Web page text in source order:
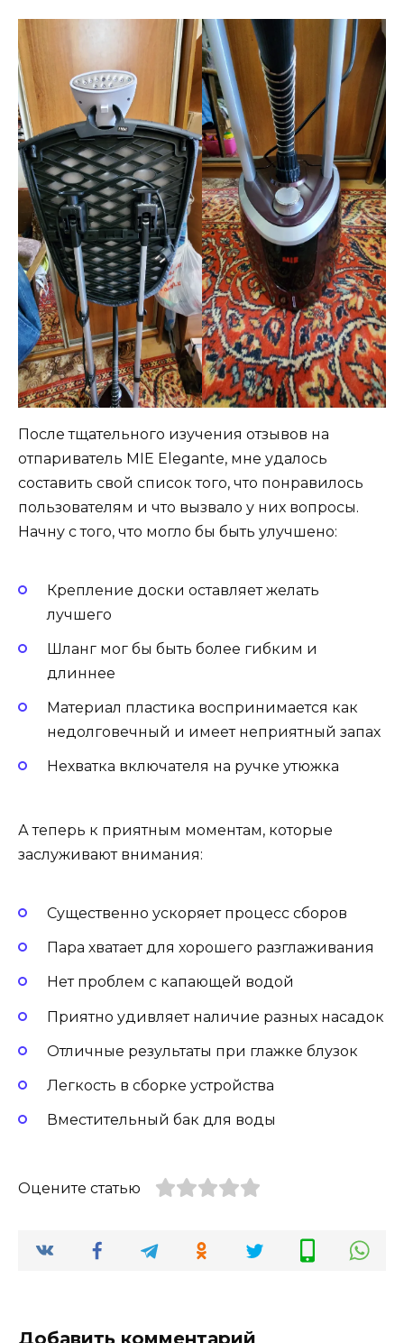
После тщательного изучения отзывов на
отпариватель MIE Elegante, мне удалось
составить свой список того, что понравилось
пользователям и что вызвало у них вопросы.
Начну с того, что могло бы быть улучшено:
Крепление доски оставляет желать
лучшего
Шланг мог бы быть более гибким и
длиннее
Материал пластика воспринимается как
недолговечный и имеет неприятный запах
Нехватка включателя на ручке утюжка
А теперь к приятным моментам, которые
заслуживают внимания:
Существенно ускоряет процесс сборов
Пара хватает для хорошего разглаживания
Нет проблем с капающей водой
Приятно удивляет наличие разных насадок
Отличные результаты при глажке блузок
Легкость в сборке устройства
Вместительный бак для воды
Оцените статью
Добавить комментарий